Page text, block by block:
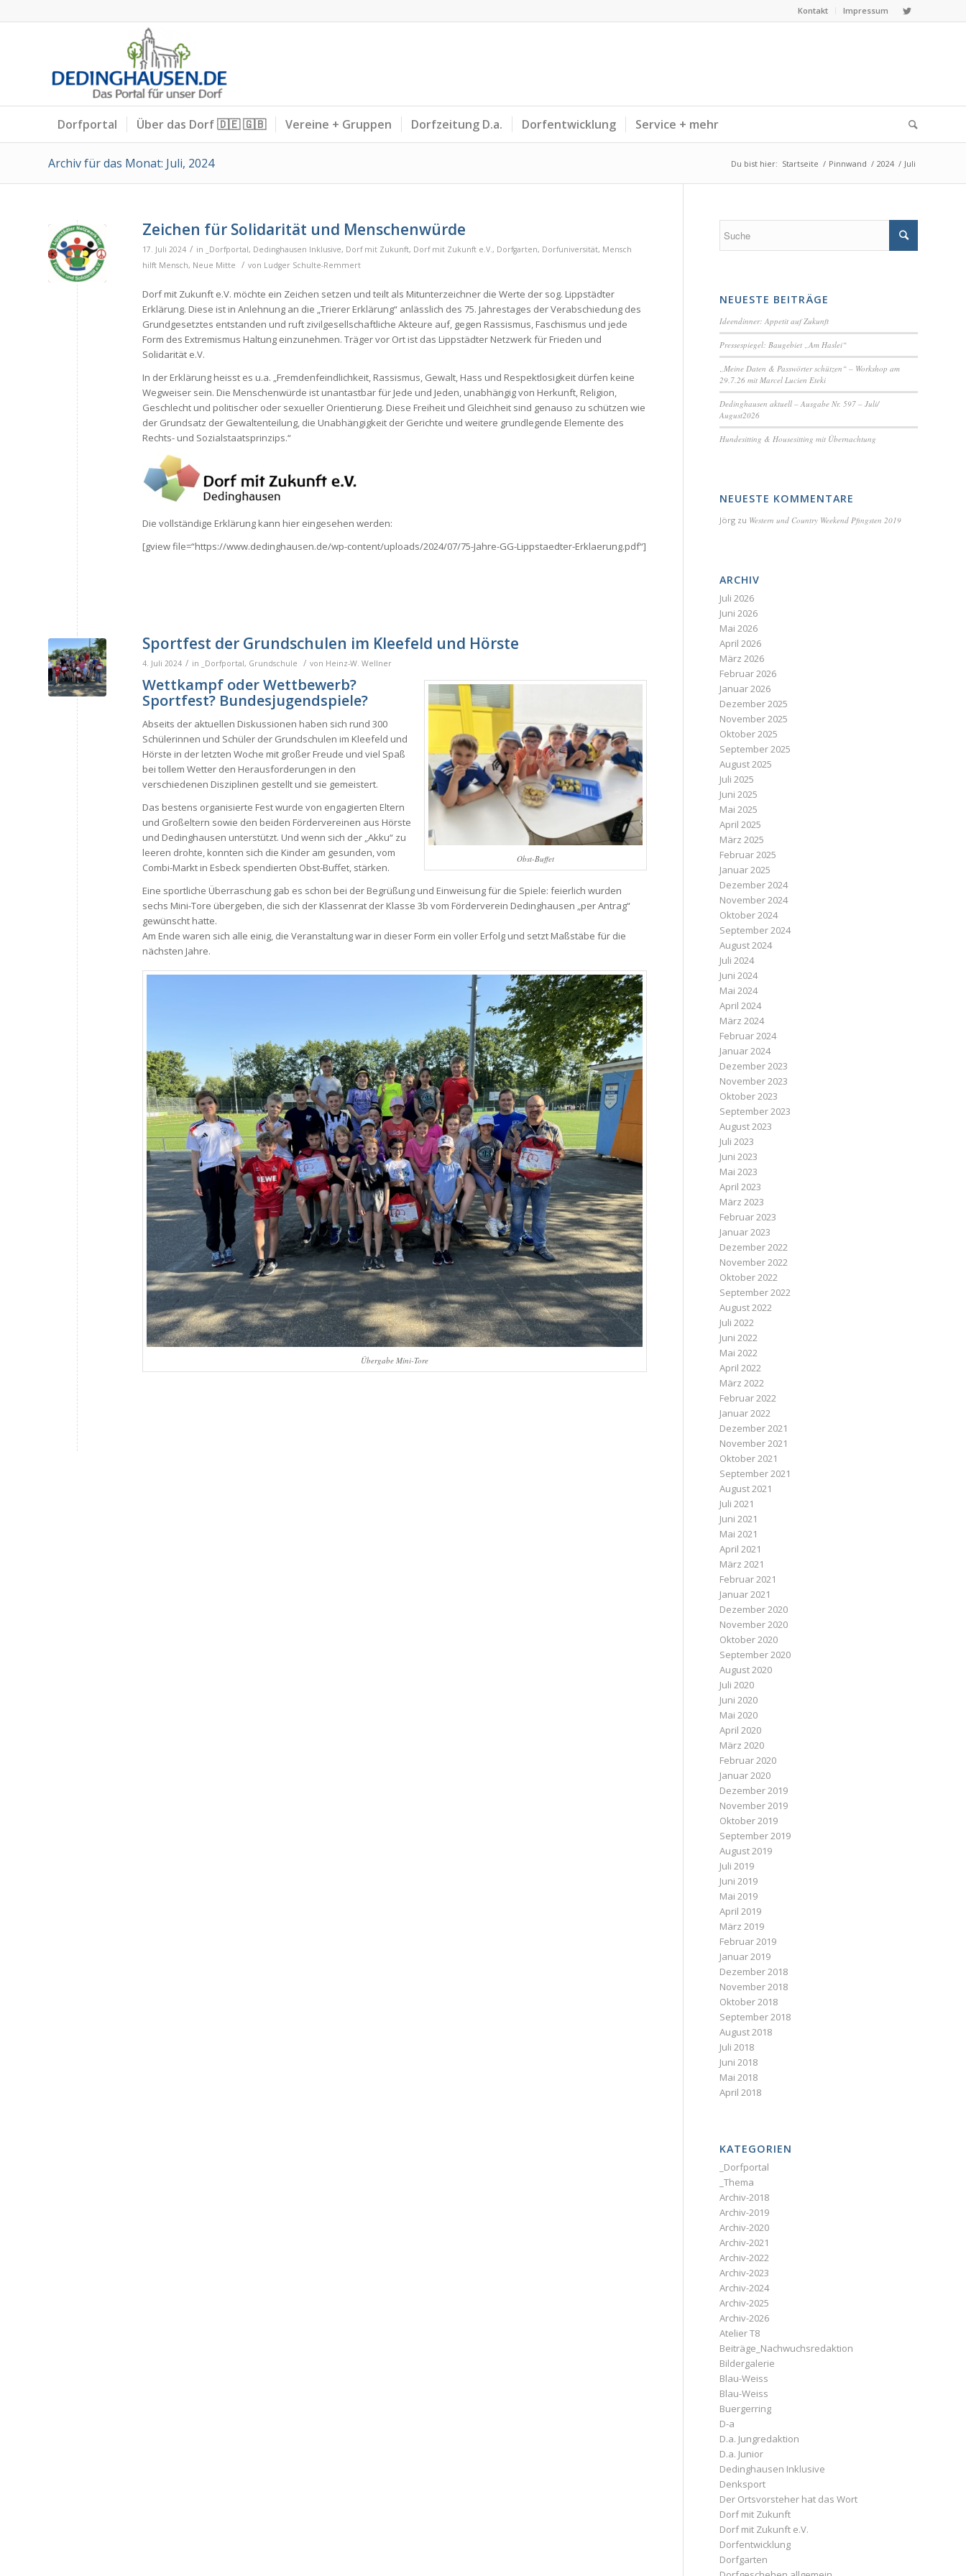
Kontakt Impressum
Dorfportal Über das Dorf 🇩🇪 🇬🇧 Vereine + Gruppen Dorfzeitung D.a. Dorfentwicklung Service + mehr
Archiv für das Monat: Juli, 2024 Du bist hier: Startseite / Pinnwand / 2024 / Juli
Zeichen für Solidarität und Menschenwürde
17. Juli 2024 / in _Dorfportal, Dedinghausen Inklusive, Dorf mit Zukunft, Dorf mit Zukunft e.V., Dorfgarten, Dorfuniversität, Mensch
hilft Mensch, Neue Mitte / von Ludger Schulte-Remmert
Dorf mit Zukunft e.V. möchte ein Zeichen setzen und teilt als Mitunterzeichner die Werte der sog. Lippstädter
Erklärung. Diese ist in Anlehnung an die „Trierer Erklärung“ anlässlich des 75. Jahrestages der Verabschiedung des
Grundgesetztes entstanden und ruft zivilgesellschaftliche Akteure auf, gegen Rassismus, Faschismus und jede
Form des Extremismus Haltung einzunehmen. Träger vor Ort ist das Lippstädter Netzwerk für Frieden und
Solidarität e.V.
In der Erklärung heisst es u.a. „Fremdenfeindlichkeit, Rassismus, Gewalt, Hass und Respektlosigkeit dürfen keine
Wegweiser sein. Die Menschenwürde ist unantastbar für Jede und Jeden, unabhängig von Herkunft, Religion,
Geschlecht und politischer oder sexueller Orientierung. Diese Freiheit und Gleichheit sind genauso zu schützen wie
der Grundsatz der Gewaltenteilung, die Unabhängigkeit der Gerichte und weitere grundlegende Elemente des
Rechts- und Sozialstaatsprinzips.“
Die vollständige Erklärung kann hier eingesehen werden:
[gview file=“https://www.dedinghausen.de/wp-content/uploads/2024/07/75-Jahre-GG-Lippstaedter-Erklaerung.pdf“]
Sportfest der Grundschulen im Kleefeld und Hörste
4. Juli 2024 / in _Dorfportal, Grundschule / von Heinz-W. Wellner
Obst-Buffet
Wettkampf oder Wettbewerb?
Sportfest? Bundesjugendspiele?
Abseits der aktuellen Diskussionen haben sich rund 300
Schülerinnen und Schüler der Grundschulen im Kleefeld und
Hörste in der letzten Woche mit großer Freude und viel Spaß
bei tollem Wetter den Herausforderungen in den
verschiedenen Disziplinen gestellt und sie gemeistert.
Das bestens organisierte Fest wurde von engagierten Eltern
und Großeltern sowie den beiden Fördervereinen aus Hörste
und Dedinghausen unterstützt. Und wenn sich der „Akku“ zu
leeren drohte, konnten sich die Kinder am gesunden, vom
Combi-Markt in Esbeck spendierten Obst-Buffet, stärken.
Eine sportliche Überraschung gab es schon bei der Begrüßung und Einweisung für die Spiele: feierlich wurden
sechs Mini-Tore übergeben, die sich der Klassenrat der Klasse 3b vom Förderverein Dedinghausen „per Antrag“
gewünscht hatte.
Am Ende waren sich alle einig, die Veranstaltung war in dieser Form ein voller Erfolg und setzt Maßstäbe für die
nächsten Jahre.
Übergabe Mini-Tore
NEUESTE BEITRÄGE
Ideendinner: Appetit auf Zukunft
Pressespiegel: Baugebiet „Am Haslei“
„Meine Daten & Passwörter schützen“ – Workshop am
29.7.26 mit Marcel Lucien Eteki
Dedinghausen aktuell – Ausgabe Nr. 597 – Juli/
August2026
Hundesitting & Housesitting mit Übernachtung
NEUESTE KOMMENTARE
Jörg zu Western und Country Weekend Pfingsten 2019
ARCHIV
Juli 2026
Juni 2026
Mai 2026
April 2026
März 2026
Februar 2026
Januar 2026
Dezember 2025
November 2025
Oktober 2025
September 2025
August 2025
Juli 2025
Juni 2025
Mai 2025
April 2025
März 2025
Februar 2025
Januar 2025
Dezember 2024
November 2024
Oktober 2024
September 2024
August 2024
Juli 2024
Juni 2024
Mai 2024
April 2024
März 2024
Februar 2024
Januar 2024
Dezember 2023
November 2023
Oktober 2023
September 2023
August 2023
Juli 2023
Juni 2023
Mai 2023
April 2023
März 2023
Februar 2023
Januar 2023
Dezember 2022
November 2022
Oktober 2022
September 2022
August 2022
Juli 2022
Juni 2022
Mai 2022
April 2022
März 2022
Februar 2022
Januar 2022
Dezember 2021
November 2021
Oktober 2021
September 2021
August 2021
Juli 2021
Juni 2021
Mai 2021
April 2021
März 2021
Februar 2021
Januar 2021
Dezember 2020
November 2020
Oktober 2020
September 2020
August 2020
Juli 2020
Juni 2020
Mai 2020
April 2020
März 2020
Februar 2020
Januar 2020
Dezember 2019
November 2019
Oktober 2019
September 2019
August 2019
Juli 2019
Juni 2019
Mai 2019
April 2019
März 2019
Februar 2019
Januar 2019
Dezember 2018
November 2018
Oktober 2018
September 2018
August 2018
Juli 2018
Juni 2018
Mai 2018
April 2018
KATEGORIEN
_Dorfportal
_Thema
Archiv-2018
Archiv-2019
Archiv-2020
Archiv-2021
Archiv-2022
Archiv-2023
Archiv-2024
Archiv-2025
Archiv-2026
Atelier T8
Beiträge_Nachwuchsredaktion
Bildergalerie
Blau-Weiss
Blau-Weiss
Buergerring
D-a
D.a. Jungredaktion
D.a. Junior
Dedinghausen Inklusive
Denksport
Der Ortsvorsteher hat das Wort
Dorf mit Zukunft
Dorf mit Zukunft e.V.
Dorfentwicklung
Dorfgarten